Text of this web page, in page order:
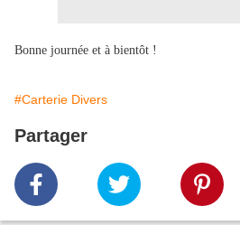
Bonne journée et à bientôt !
#Carterie Divers
Partager